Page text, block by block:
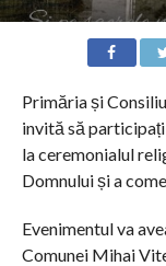
Primăria și
invită să participați
la ceremonialul
Domnului și a
Evenimentul va
Comunei Mihai